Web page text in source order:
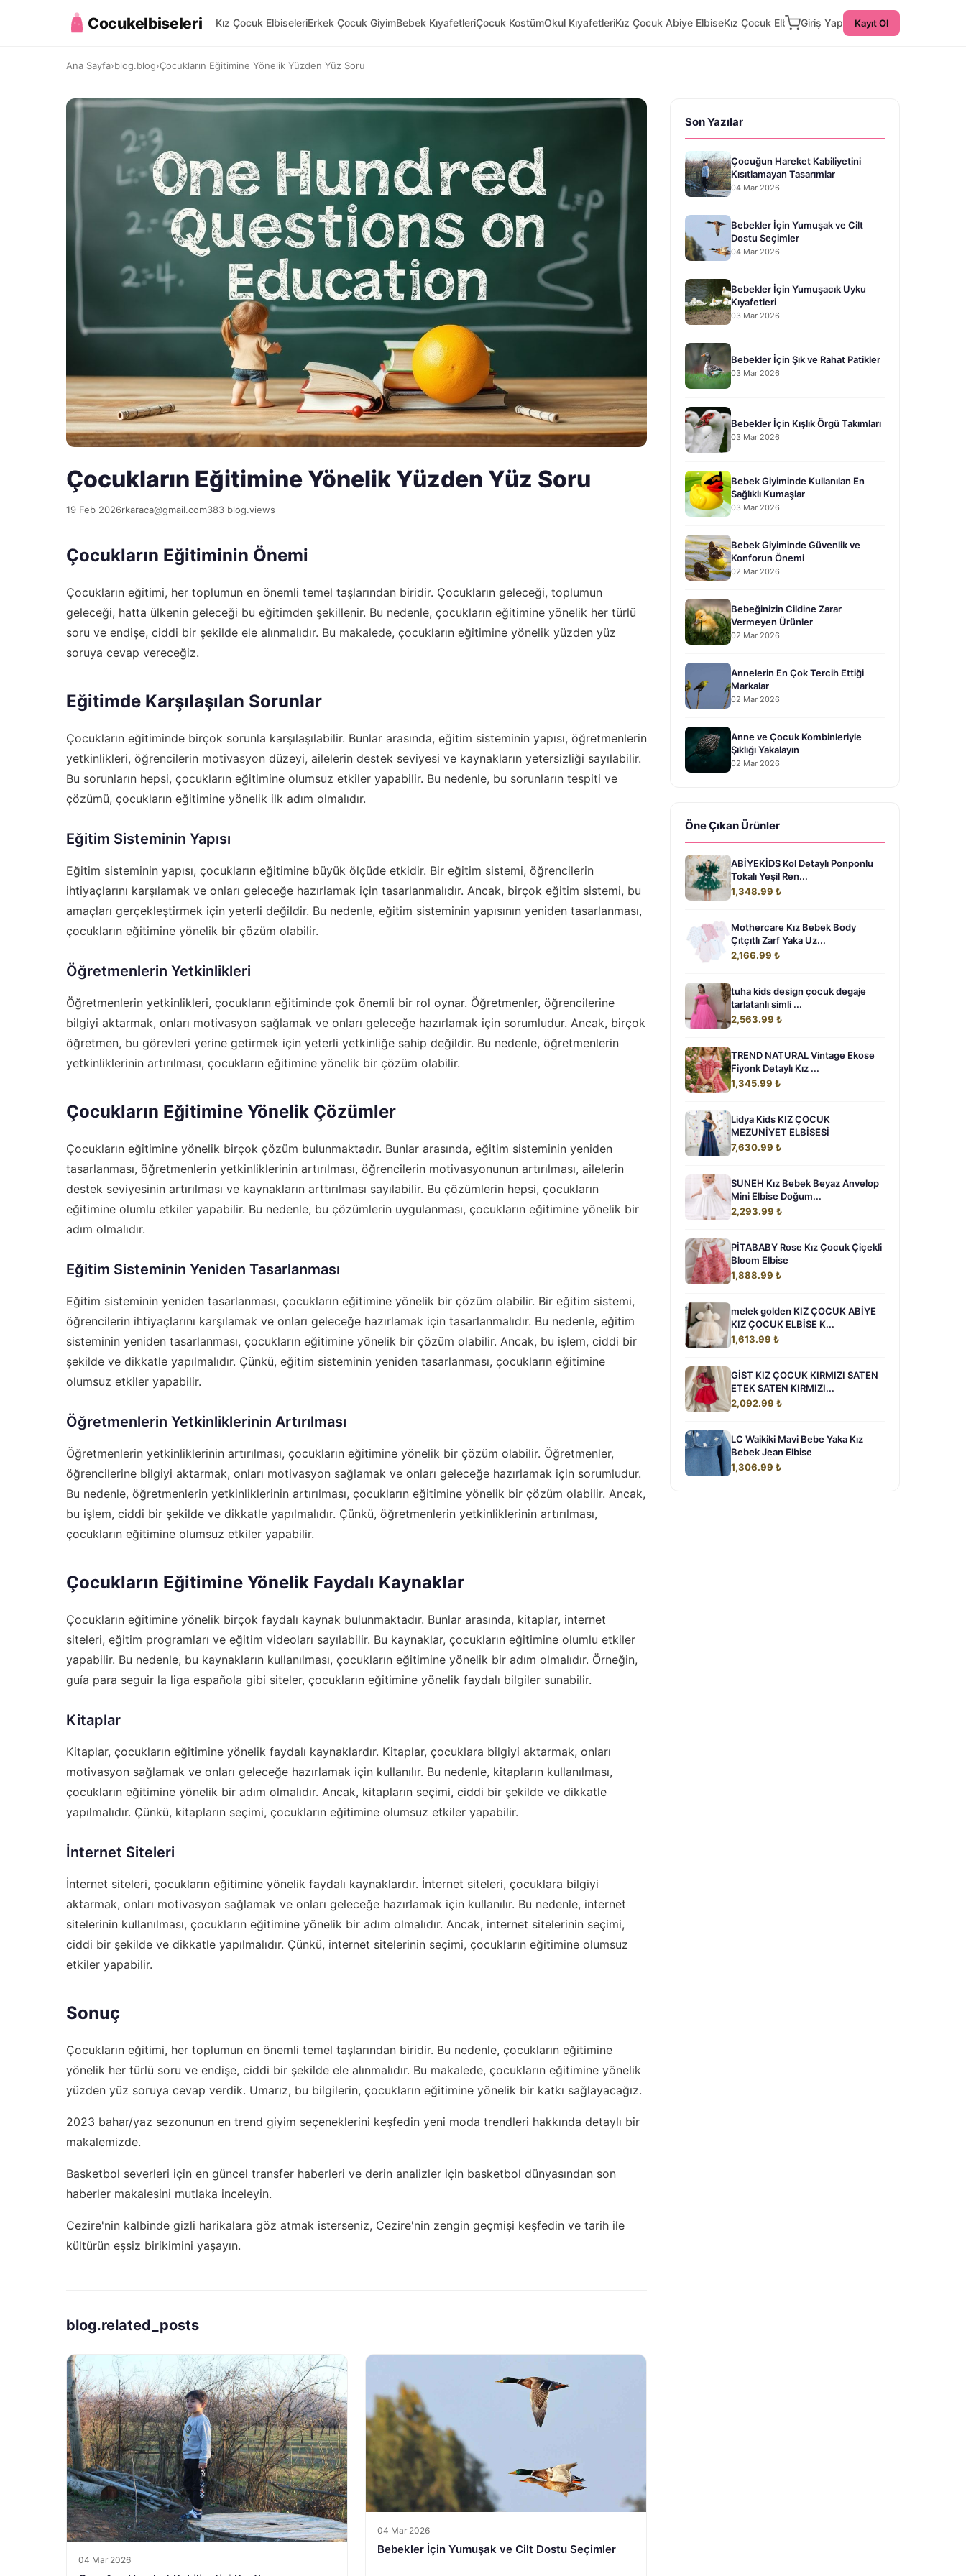
Cocukelbiseleri Kız Çocuk ElbiseleriErkek Çocuk GiyimBebek KıyafetleriÇocuk KostümOkul KıyafetleriKız Çocuk Abiye ElbiseKız Çocuk ElbiseGiriş Yap Kayıt Ol
Ana Sayfa›blog.blog›Çocukların Eğitimine Yönelik Yüzden Yüz Soru
Çocukların Eğitimine Yönelik Yüzden Yüz Soru
19 Feb 2026rkaraca@gmail.com383 blog.views
Çocukların Eğitiminin Önemi
Çocukların eğitimi, her toplumun en önemli temel taşlarından biridir. Çocukların geleceği, toplumun
geleceği, hatta ülkenin geleceği bu eğitimden şekillenir. Bu nedenle, çocukların eğitimine yönelik her türlü
soru ve endişe, ciddi bir şekilde ele alınmalıdır. Bu makalede, çocukların eğitimine yönelik yüzden yüz
soruya cevap vereceğiz.
Eğitimde Karşılaşılan Sorunlar
Çocukların eğitiminde birçok sorunla karşılaşılabilir. Bunlar arasında, eğitim sisteminin yapısı, öğretmenlerin
yetkinlikleri, öğrencilerin motivasyon düzeyi, ailelerin destek seviyesi ve kaynakların yetersizliği sayılabilir.
Bu sorunların hepsi, çocukların eğitimine olumsuz etkiler yapabilir. Bu nedenle, bu sorunların tespiti ve
çözümü, çocukların eğitimine yönelik ilk adım olmalıdır.
Eğitim Sisteminin Yapısı
Eğitim sisteminin yapısı, çocukların eğitimine büyük ölçüde etkidir. Bir eğitim sistemi, öğrencilerin
ihtiyaçlarını karşılamak ve onları geleceğe hazırlamak için tasarlanmalıdır. Ancak, birçok eğitim sistemi, bu
amaçları gerçekleştirmek için yeterli değildir. Bu nedenle, eğitim sisteminin yapısının yeniden tasarlanması,
çocukların eğitimine yönelik bir çözüm olabilir.
Öğretmenlerin Yetkinlikleri
Öğretmenlerin yetkinlikleri, çocukların eğitiminde çok önemli bir rol oynar. Öğretmenler, öğrencilerine
bilgiyi aktarmak, onları motivasyon sağlamak ve onları geleceğe hazırlamak için sorumludur. Ancak, birçok
öğretmen, bu görevleri yerine getirmek için yeterli yetkinliğe sahip değildir. Bu nedenle, öğretmenlerin
yetkinliklerinin artırılması, çocukların eğitimine yönelik bir çözüm olabilir.
Çocukların Eğitimine Yönelik Çözümler
Çocukların eğitimine yönelik birçok çözüm bulunmaktadır. Bunlar arasında, eğitim sisteminin yeniden
tasarlanması, öğretmenlerin yetkinliklerinin artırılması, öğrencilerin motivasyonunun artırılması, ailelerin
destek seviyesinin artırılması ve kaynakların arttırılması sayılabilir. Bu çözümlerin hepsi, çocukların
eğitimine olumlu etkiler yapabilir. Bu nedenle, bu çözümlerin uygulanması, çocukların eğitimine yönelik bir
adım olmalıdır.
Eğitim Sisteminin Yeniden Tasarlanması
Eğitim sisteminin yeniden tasarlanması, çocukların eğitimine yönelik bir çözüm olabilir. Bir eğitim sistemi,
öğrencilerin ihtiyaçlarını karşılamak ve onları geleceğe hazırlamak için tasarlanmalıdır. Bu nedenle, eğitim
sisteminin yeniden tasarlanması, çocukların eğitimine yönelik bir çözüm olabilir. Ancak, bu işlem, ciddi bir
şekilde ve dikkatle yapılmalıdır. Çünkü, eğitim sisteminin yeniden tasarlanması, çocukların eğitimine
olumsuz etkiler yapabilir.
Öğretmenlerin Yetkinliklerinin Artırılması
Öğretmenlerin yetkinliklerinin artırılması, çocukların eğitimine yönelik bir çözüm olabilir. Öğretmenler,
öğrencilerine bilgiyi aktarmak, onları motivasyon sağlamak ve onları geleceğe hazırlamak için sorumludur.
Bu nedenle, öğretmenlerin yetkinliklerinin artırılması, çocukların eğitimine yönelik bir çözüm olabilir. Ancak,
bu işlem, ciddi bir şekilde ve dikkatle yapılmalıdır. Çünkü, öğretmenlerin yetkinliklerinin artırılması,
çocukların eğitimine olumsuz etkiler yapabilir.
Çocukların Eğitimine Yönelik Faydalı Kaynaklar
Çocukların eğitimine yönelik birçok faydalı kaynak bulunmaktadır. Bunlar arasında, kitaplar, internet
siteleri, eğitim programları ve eğitim videoları sayılabilir. Bu kaynaklar, çocukların eğitimine olumlu etkiler
yapabilir. Bu nedenle, bu kaynakların kullanılması, çocukların eğitimine yönelik bir adım olmalıdır. Örneğin,
guía para seguir la liga española gibi siteler, çocukların eğitimine yönelik faydalı bilgiler sunabilir.
Kitaplar
Kitaplar, çocukların eğitimine yönelik faydalı kaynaklardır. Kitaplar, çocuklara bilgiyi aktarmak, onları
motivasyon sağlamak ve onları geleceğe hazırlamak için kullanılır. Bu nedenle, kitapların kullanılması,
çocukların eğitimine yönelik bir adım olmalıdır. Ancak, kitapların seçimi, ciddi bir şekilde ve dikkatle
yapılmalıdır. Çünkü, kitapların seçimi, çocukların eğitimine olumsuz etkiler yapabilir.
İnternet Siteleri
İnternet siteleri, çocukların eğitimine yönelik faydalı kaynaklardır. İnternet siteleri, çocuklara bilgiyi
aktarmak, onları motivasyon sağlamak ve onları geleceğe hazırlamak için kullanılır. Bu nedenle, internet
sitelerinin kullanılması, çocukların eğitimine yönelik bir adım olmalıdır. Ancak, internet sitelerinin seçimi,
ciddi bir şekilde ve dikkatle yapılmalıdır. Çünkü, internet sitelerinin seçimi, çocukların eğitimine olumsuz
etkiler yapabilir.
Sonuç
Çocukların eğitimi, her toplumun en önemli temel taşlarından biridir. Bu nedenle, çocukların eğitimine
yönelik her türlü soru ve endişe, ciddi bir şekilde ele alınmalıdır. Bu makalede, çocukların eğitimine yönelik
yüzden yüz soruya cevap verdik. Umarız, bu bilgilerin, çocukların eğitimine yönelik bir katkı sağlayacağız.
2023 bahar/yaz sezonunun en trend giyim seçeneklerini keşfedin yeni moda trendleri hakkında detaylı bir
makalemizde.
Basketbol severleri için en güncel transfer haberleri ve derin analizler için basketbol dünyasından son
haberler makalesini mutlaka inceleyin.
Cezire'nin kalbinde gizli harikalara göz atmak isterseniz, Cezire'nin zengin geçmişi keşfedin ve tarih ile
kültürün eşsiz birikimini yaşayın.
blog.related_posts
04 Mar 2026
04 Mar 2026
Bebekler İçin Yumuşak ve Cilt Dostu Seçimler
Son Yazılar
Çocuğun Hareket Kabiliyetini
Kısıtlamayan Tasarımlar
04 Mar 2026
Bebekler İçin Yumuşak ve Cilt
Dostu Seçimler
04 Mar 2026
Bebekler İçin Yumuşacık Uyku
Kıyafetleri
03 Mar 2026
Bebekler İçin Şık ve Rahat Patikler
03 Mar 2026
Bebekler İçin Kışlık Örgü Takımları
03 Mar 2026
Bebek Giyiminde Kullanılan En
Sağlıklı Kumaşlar
03 Mar 2026
Bebek Giyiminde Güvenlik ve
Konforun Önemi
02 Mar 2026
Bebeğinizin Cildine Zarar
Vermeyen Ürünler
02 Mar 2026
Annelerin En Çok Tercih Ettiği
Markalar
02 Mar 2026
Anne ve Çocuk Kombinleriyle
Şıklığı Yakalayın
02 Mar 2026
Öne Çıkan Ürünler
ABİYEKİDS Kol Detaylı Ponponlu
Tokalı Yeşil Ren...
1,348.99 ₺
Mothercare Kız Bebek Body
Çıtçıtlı Zarf Yaka Uz...
2,166.99 ₺
tuha kids design çocuk degaje
tarlatanlı simli ...
2,563.99 ₺
TREND NATURAL Vintage Ekose
Fiyonk Detaylı Kız ...
1,345.99 ₺
Lidya Kids KIZ ÇOCUK
MEZUNİYET ELBİSESİ
7,630.99 ₺
SUNEH Kız Bebek Beyaz Anvelop
Mini Elbise Doğum...
2,293.99 ₺
PİTABABY Rose Kız Çocuk Çiçekli
Bloom Elbise
1,888.99 ₺
melek golden KIZ ÇOCUK ABİYE
KIZ ÇOCUK ELBİSE K...
1,613.99 ₺
GİST KIZ ÇOCUK KIRMIZI SATEN
ETEK SATEN KIRMIZI...
2,092.99 ₺
LC Waikiki Mavi Bebe Yaka Kız
Bebek Jean Elbise
1,306.99 ₺